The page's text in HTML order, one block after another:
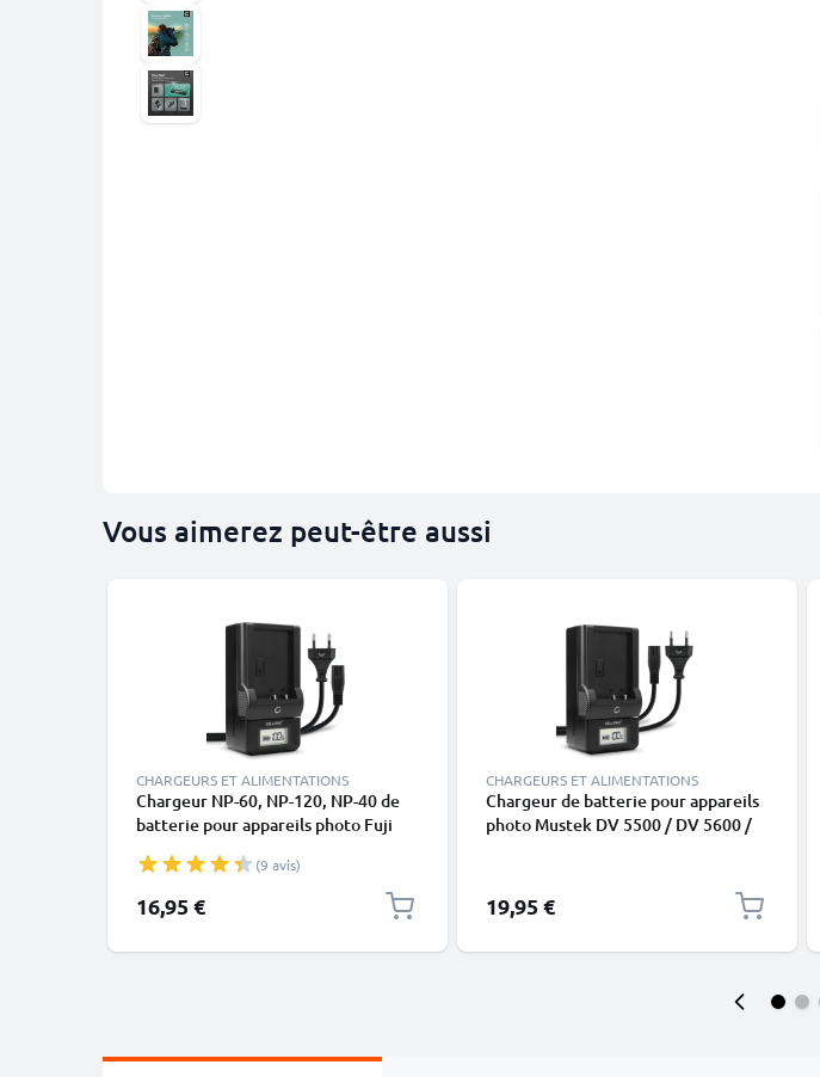
Vous aimerez peut-être aussi
CHARGEURS ET ALIMENTATIONS
Chargeur NP-60, NP-120, NP-40 de
batterie pour appareils photo Fuji
F401 FinePix F410 FinePix F601
FinePix M603 de CELLONIC
(9 avis)
16,95 €
CHARGEURS ET ALIMENTATIONS
Chargeur de batterie pour appareils
photo Mustek DV 5500 / DV 5600 /
19,95 €